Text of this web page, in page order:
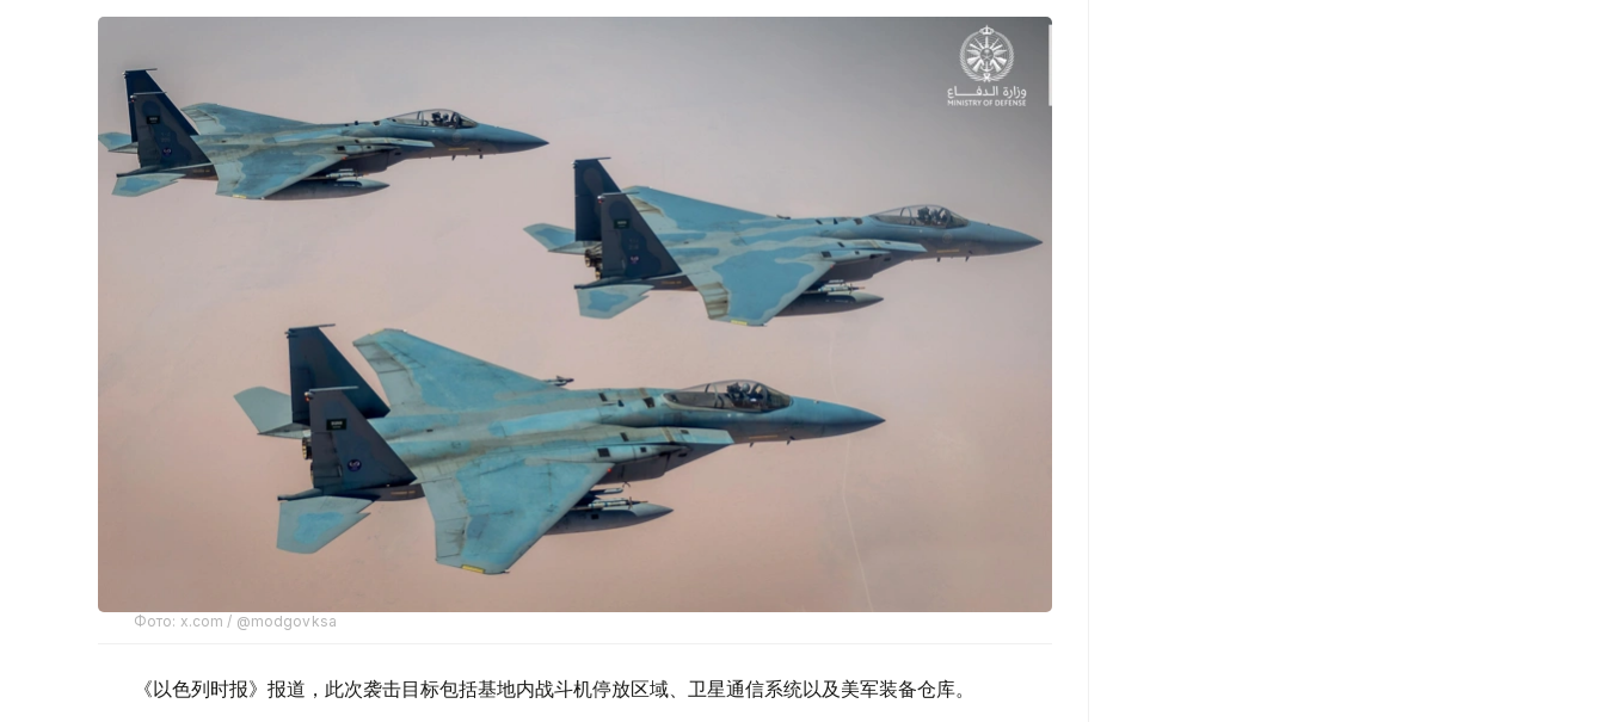
Фото: x.com / @modgovksa
《以色列时报》报道，此次袭击目标包括基地内战斗机停放区域、卫星通信系统以及美军装备仓库。